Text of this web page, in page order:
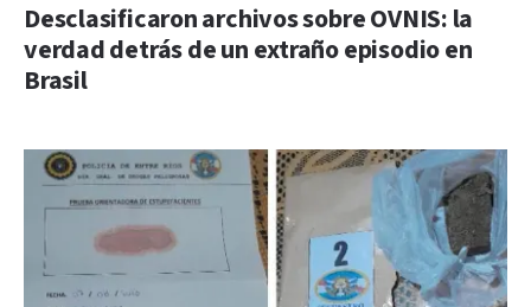
Desclasificaron archivos sobre OVNIS: la
verdad detrás de un extraño episodio en
Brasil